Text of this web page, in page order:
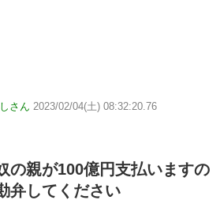
さん 2023/02/04(土) 08:32:20.76
の親が100億円支払いますの
弁してください